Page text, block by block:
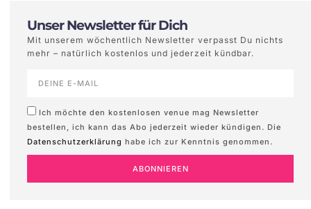
Unser Newsletter für Dich
Mit unserem wöchentlich Newsletter verpasst Du nichts
mehr – natürlich kostenlos und jederzeit kündbar.
Ich möchte den kostenlosen venue mag Newsletter
bestellen, ich kann das Abo jederzeit wieder kündigen. Die
Datenschutzerklärung habe ich zur Kenntnis genommen.
ABONNIEREN